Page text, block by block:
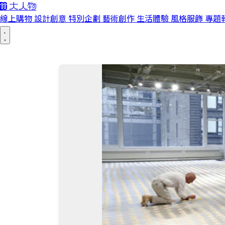
線上購物 設計創意 特別企劃 藝術創作 生活體驗 風格服飾 專題